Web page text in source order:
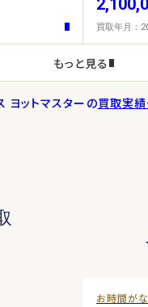
買取年月：
もっと見る
ヨットマスターの買取実
お時間が